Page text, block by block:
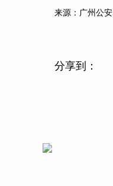
来源：广州公安
分享到：